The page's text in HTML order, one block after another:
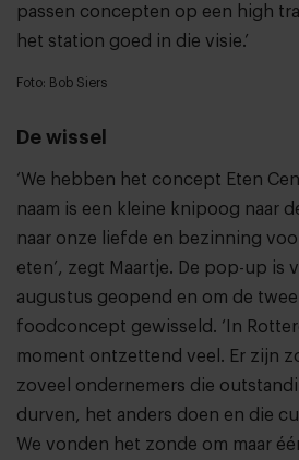
passen concepten op een high
het station goed in die visie.’
Foto: Bob Siers
De wissel
‘We hebben het concept Eten
naam is een kleine knipoog naar
naar onze liefde en bezinning
eten’, zegt Maartje. De pop-up is
augustus geopend en om de
foodconcept gewisseld. ‘In
moment ontzettend veel. Er zijn
zoveel ondernemers die
durven, het anders doen en die
We vonden het zonde om maar